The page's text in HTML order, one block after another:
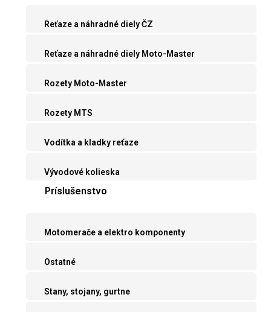
Reťaze a náhradné diely ČZ
Reťaze a náhradné diely Moto-Master
Rozety Moto-Master
Rozety MTS
Vodítka a kladky reťaze
Vývodové kolieska
Príslušenstvo
Motomerače a elektro komponenty
Ostatné
Stany, stojany, gurtne